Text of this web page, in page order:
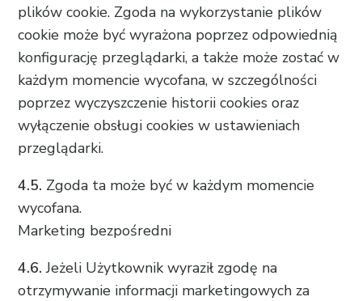
plików cookie. Zgoda na wykorzystanie plików
cookie może być wyrażona poprzez odpowiednią
konfigurację przeglądarki, a także może zostać w
każdym momencie wycofana, w szczególności
poprzez wyczyszczenie historii cookies oraz
wyłączenie obsługi cookies w ustawieniach
przeglądarki.
4.5. Zgoda ta może być w każdym momencie
wycofana.
Marketing bezpośredni
4.6. Jeżeli Użytkownik wyraził zgodę na
otrzymywanie informacji marketingowych za